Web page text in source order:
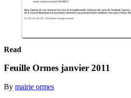
Read
Feuille Ormes janvier 2011
By mairie ormes